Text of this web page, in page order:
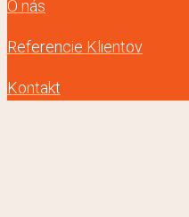
O nás
Referencie Klientov
Kontakt